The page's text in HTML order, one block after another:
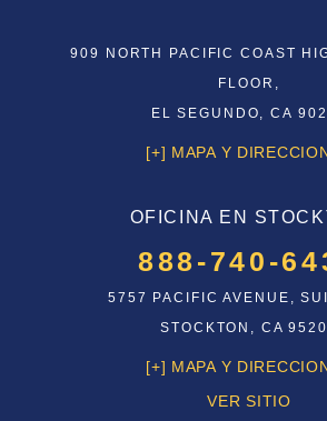
909 NORTH PACIFIC COAST
FLOOR,
EL SEGUNDO, CA
[+] MAPA Y
OFICINA EN
888-740-
5757 PACIFIC AVENUE,
STOCKTON, CA
[+] MAPA Y
VER SITIO